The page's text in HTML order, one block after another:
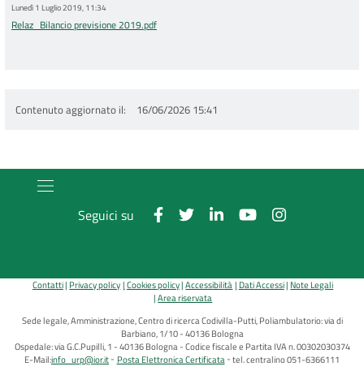
Lunedì 1 Luglio 2019, 11:34
Relaz_Bilancio previsione 2019.pdf
Contenuto aggiornato il 16/06/2026 15:41
Seguici su
Contatti Privacy policy Cookies policy Accessibilità Dati Accessi Note Legali
Area riservata
Sede legale, Amministrazione, Centro di ricerca Codivilla-Putti, Poliambulatorio: via di
Barbiano, 1/10 - 40136 Bologna
Ospedale: via G.C.Pupilli, 1 - 40136 Bologna - Codice fiscale e Partita IVA n. 00302030374
E-Mail:info_urp@ior.it Posta Elettronica Certificata tel. centralino 051-6366111